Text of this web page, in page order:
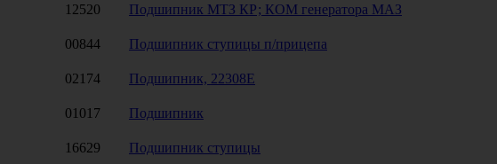
12520
Подшипник МТЗ КР; КОМ генератора МАЗ
00844
Подшипник ступицы п/прицепа
02174
Подшипник, 22308Е
01017
Подшипник
16629
Подшипник ступицы